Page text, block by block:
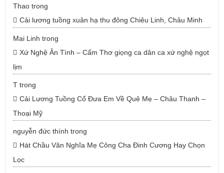
Thao trong
Cải lương tuồng xuân hạ thu đông Chiêu Linh, Châu Minh
Mai Linh trong
Xứ Nghệ Ân Tình – Cẩm Thơ giọng ca dân ca xứ nghệ ngọt
lịm
T trong
Cải Lương Tuồng Cổ Đưa Em Về Quê Mẹ – Châu Thanh –
Thoại Mỹ
nguyễn đức thính trong
Hát Chầu Văn Nghĩa Mẹ Công Cha Đinh Cương Hay Chọn
Lọc